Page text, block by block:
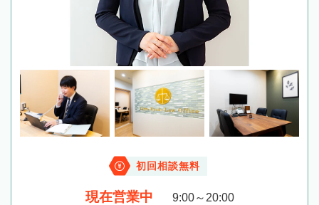
初回相談無料
現在営業中 9:00～20:00